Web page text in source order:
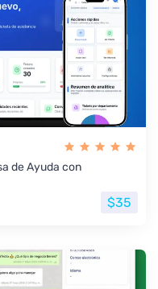
de Ayuda con
$35